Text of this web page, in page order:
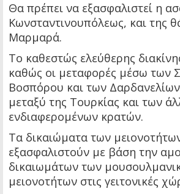
Θα πρέπει να εξασφαλιστεί η
Κωνσταντινουπόλεως, και της
Μαρμαρά.
Το καθεστώς ελεύθερης
καθώς οι μεταφορές μέσω των
Βοσπόρου και των
μεταξύ της Τουρκίας και των
ενδιαφερομένων κρατών.
Τα δικαιώματα των
εξασφαλιστούν με βάση την
δικαιωμάτων των
μειονοτήτων στις γειτονικές